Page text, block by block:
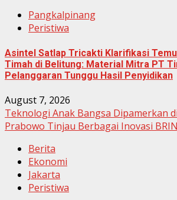
Pangkalpinang
Peristiwa
Asintel Satlap Tricakti Klarifikasi
Timah di Belitung: Material Mitra PT
Pelanggaran Tunggu Hasil Penyidikan
August 7, 2026
Teknologi Anak Bangsa Dipamerkan
Prabowo Tinjau Berbagai Inovasi BRIN
Berita
Ekonomi
Jakarta
Peristiwa